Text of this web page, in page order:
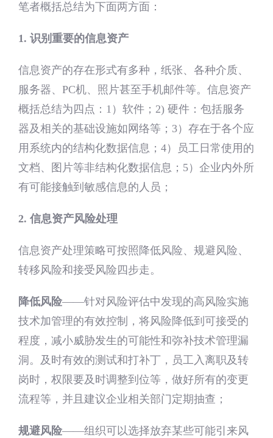
笔者概括总结为下面两方面：
1. 识别重要的信息资产
信息资产的存在形式有多种，纸张、各种介质、
服务器、PC机、照片甚至手机邮件等。信息资产
概括总结为四点：1）软件；2) 硬件：包括服务
器及相关的基础设施如网络等；3）存在于各个应
用系统内的结构化数据信息；4）员工日常使用的
文档、图片等非结构化数据信息；5）企业内外所
有可能接触到敏感信息的人员；
2. 信息资产风险处理
信息资产处理策略可按照降低风险、规避风险、
转移风险和接受风险四步走。
降低风险——针对风险评估中发现的高风险实施
技术加管理的有效控制，将风险降低到可接受的
程度，减小威胁发生的可能性和弥补技术管理漏
洞。及时有效的测试和打补丁，员工入离职及转
岗时，权限要及时调整到位等，做好所有的变更
流程等，并且建议企业相关部门定期抽查；
规避风险——组织可以选择放弃某些可能引来风